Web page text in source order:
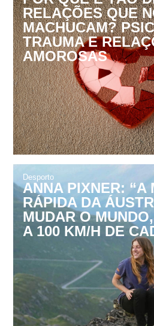
RELAÇÕES QUE
MACHUCAM?
TRAUMA E
AMOROSAS
Desporto
ANNA PIXNER: “A
RÁPIDA DA
MUDAR O
A 100 KM/H DE